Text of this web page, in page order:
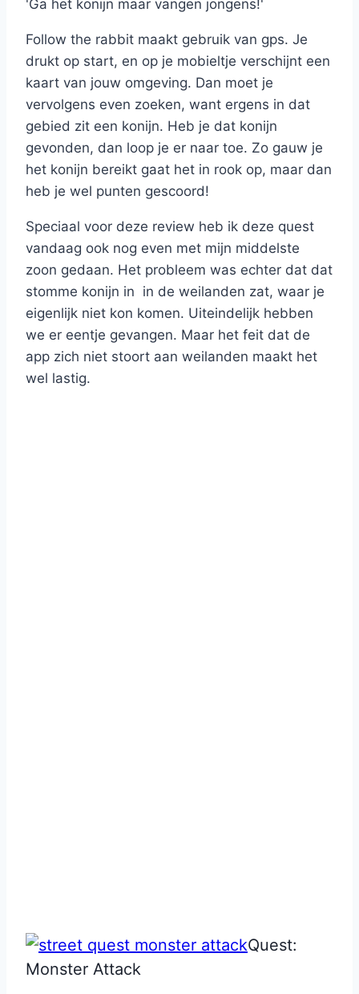
'Ga het konijn maar vangen jongens!'
Follow the rabbit maakt gebruik van gps. Je
drukt op start, en op je mobieltje verschijnt een
kaart van jouw omgeving. Dan moet je
vervolgens even zoeken, want ergens in dat
gebied zit een konijn. Heb je dat konijn
gevonden, dan loop je er naar toe. Zo gauw je
het konijn bereikt gaat het in rook op, maar dan
heb je wel punten gescoord!
Speciaal voor deze review heb ik deze quest
vandaag ook nog even met mijn middelste
zoon gedaan. Het probleem was echter dat dat
stomme konijn in in de weilanden zat, waar je
eigenlijk niet kon komen. Uiteindelijk hebben
we er eentje gevangen. Maar het feit dat de
app zich niet stoort aan weilanden maakt het
wel lastig.
Quest:
Monster Attack